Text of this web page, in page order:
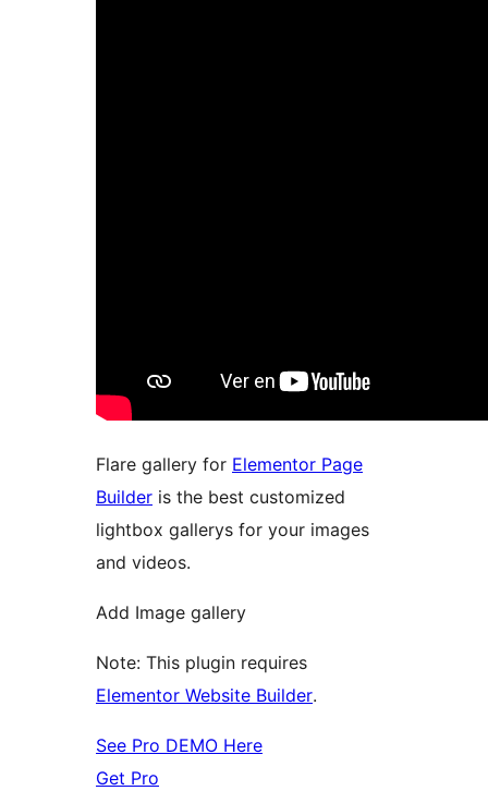
Flare gallery for Elementor Page
Builder is the best customized
lightbox gallerys for your images
and videos.
Add Image gallery
Note: This plugin requires
Elementor Website Builder.
See Pro DEMO Here
Get Pro